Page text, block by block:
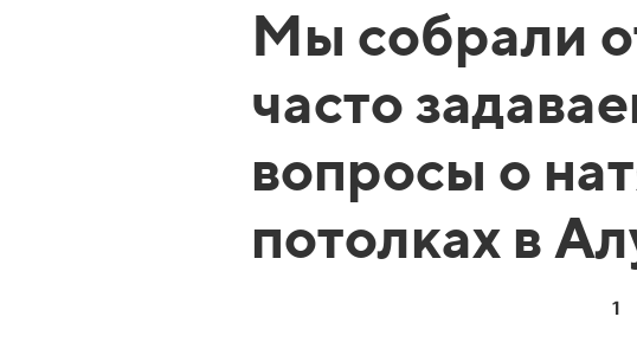
Мы собрали
часто
вопросы о
потолках в
1